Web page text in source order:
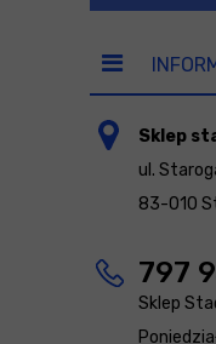
Sklep
ul.
83-010
797
Sklep